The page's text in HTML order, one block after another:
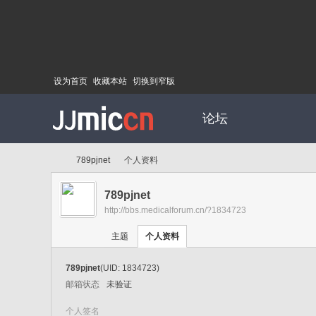
设为首页 收藏本站 切换到窄版
论坛
›
789pjnet 个人资料
789pjnet
http://bbs.medicalforum.cn/?1834723
主题 个人资料
789pjnet(UID: 1834723)
邮箱状态
未验证
个人签名